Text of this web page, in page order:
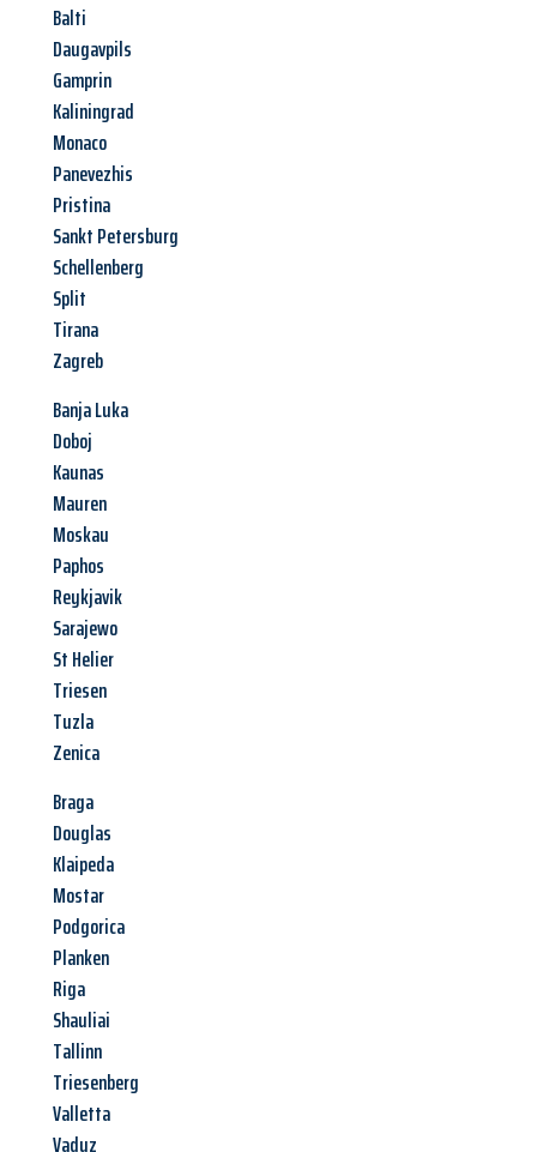
Balti
Daugavpils
Gamprin
Kaliningrad
Monaco
Panevezhis
Pristina
Sankt Petersburg
Schellenberg
Split
Tirana
Zagreb
Banja Luka
Doboj
Kaunas
Mauren
Moskau
Paphos
Reykjavik
Sarajewo
St Helier
Triesen
Tuzla
Zenica
Braga
Douglas
Klaipeda
Mostar
Podgorica
Planken
Riga
Shauliai
Tallinn
Triesenberg
Valletta
Vaduz